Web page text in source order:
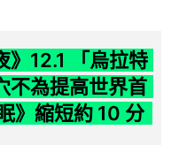
》12.1 「烏拉特
不為提高世界首
》縮短約 10 分